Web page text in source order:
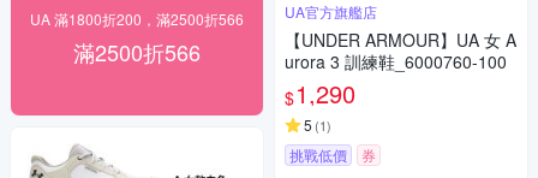
UA 滿1800折200，滿2500折566
滿2500折566
UA官方旗艦店
【UNDER ARMOUR】UA 女 A
urora 3 訓練鞋_6000760-100
$1,290
5 (1)
挑戰低價 券